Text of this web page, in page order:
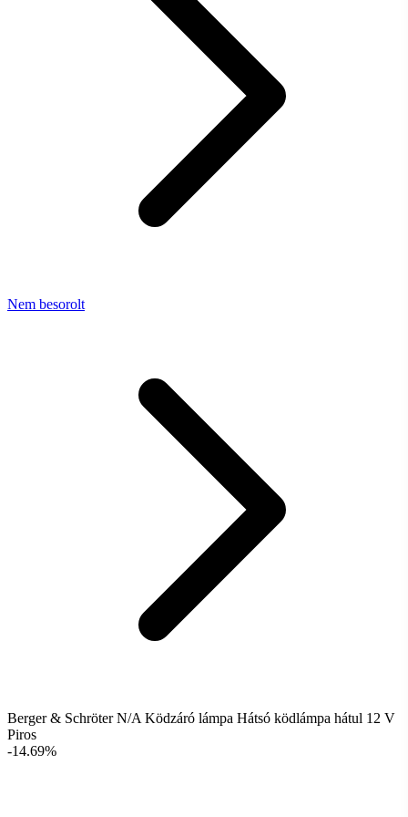
Nem besorolt
Berger & Schröter N/A Ködzáró lámpa Hátsó ködlámpa hátul 12 V
Piros
-14.69%